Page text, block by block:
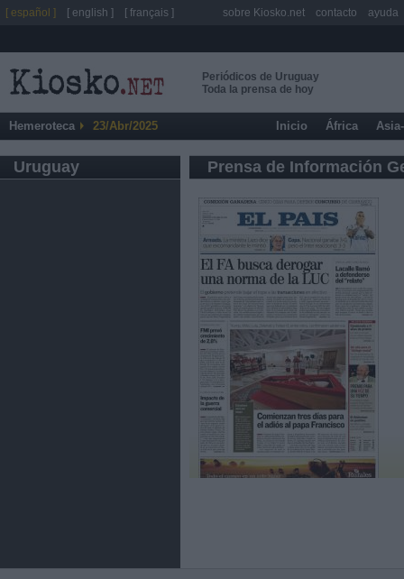
Periódicos de Uruguay
Toda la prensa de hoy
Hemeroteca 23/Abr/2025 Inicio África
Uruguay Prensa de Información
[ español ] [ english ] [ français ] sobre Kiosko.net contacto ayuda